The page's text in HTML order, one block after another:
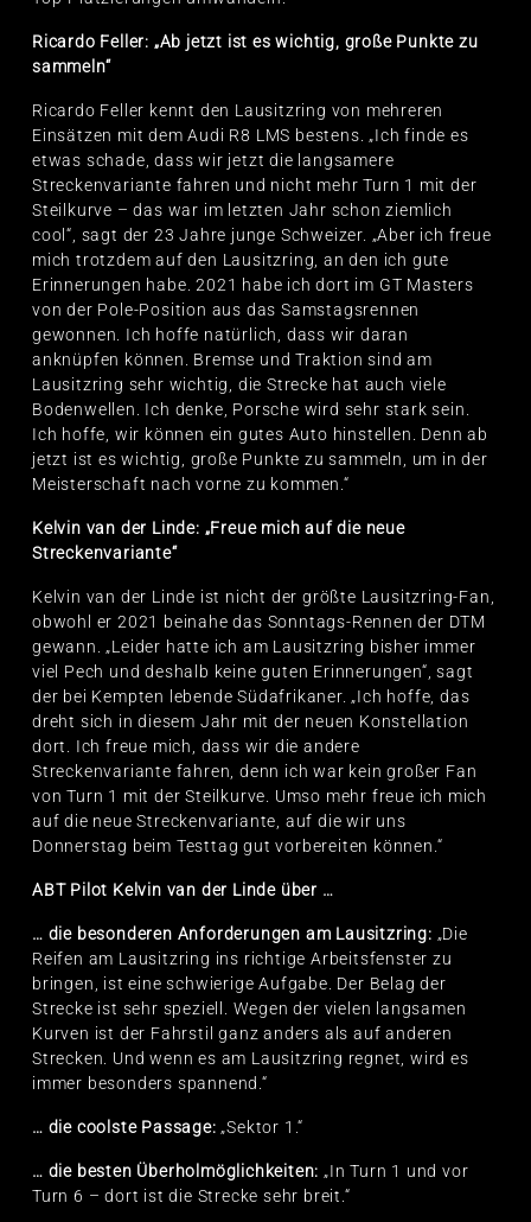
Ricardo Feller: „Ab jetzt ist es wichtig, große Punkte zu
sammeln“
Ricardo Feller kennt den Lausitzring von mehreren
Einsätzen mit dem Audi R8 LMS bestens. „Ich finde es
etwas schade, dass wir jetzt die langsamere
Streckenvariante fahren und nicht mehr Turn 1 mit der
Steilkurve – das war im letzten Jahr schon ziemlich
cool“, sagt der 23 Jahre junge Schweizer. „Aber ich freue
mich trotzdem auf den Lausitzring, an den ich gute
Erinnerungen habe. 2021 habe ich dort im GT Masters
von der Pole-Position aus das Samstagsrennen
gewonnen. Ich hoffe natürlich, dass wir daran
anknüpfen können. Bremse und Traktion sind am
Lausitzring sehr wichtig, die Strecke hat auch viele
Bodenwellen. Ich denke, Porsche wird sehr stark sein.
Ich hoffe, wir können ein gutes Auto hinstellen. Denn ab
jetzt ist es wichtig, große Punkte zu sammeln, um in der
Meisterschaft nach vorne zu kommen.“
Kelvin van der Linde: „Freue mich auf die neue
Streckenvariante“
Kelvin van der Linde ist nicht der größte Lausitzring-Fan,
obwohl er 2021 beinahe das Sonntags-Rennen der DTM
gewann. „Leider hatte ich am Lausitzring bisher immer
viel Pech und deshalb keine guten Erinnerungen“, sagt
der bei Kempten lebende Südafrikaner. „Ich hoffe, das
dreht sich in diesem Jahr mit der neuen Konstellation
dort. Ich freue mich, dass wir die andere
Streckenvariante fahren, denn ich war kein großer Fan
von Turn 1 mit der Steilkurve. Umso mehr freue ich mich
auf die neue Streckenvariante, auf die wir uns
Donnerstag beim Testtag gut vorbereiten können.“
ABT Pilot Kelvin van der Linde über …
… die besonderen Anforderungen am Lausitzring: „Die
Reifen am Lausitzring ins richtige Arbeitsfenster zu
bringen, ist eine schwierige Aufgabe. Der Belag der
Strecke ist sehr speziell. Wegen der vielen langsamen
Kurven ist der Fahrstil ganz anders als auf anderen
Strecken. Und wenn es am Lausitzring regnet, wird es
immer besonders spannend.“
… die coolste Passage: „Sektor 1.“
… die besten Überholmöglichkeiten: „In Turn 1 und vor
Turn 6 – dort ist die Strecke sehr breit.“